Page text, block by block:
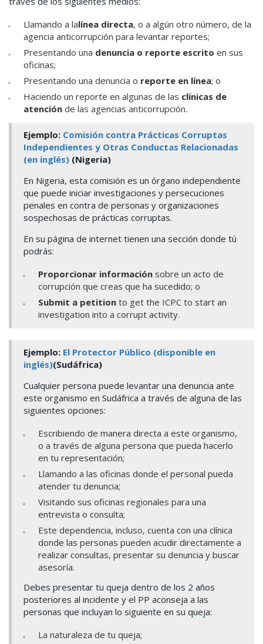
Llamando a lalínea directa, o a algún otro número, de la
agencia anticorrupción para levantar reportes;
Presentando una denuncia o reporte escrito en sus
oficinas;
Presentando una denuncia o reporte en línea; o
Haciendo un reporte en algunas de las clínicas de
atención de las agencias anticorrupción.
Ejemplo: Comisión contra Prácticas Corruptas
Independientes y Otras Conductas Relacionadas
(en inglés) (Nigeria)
En Nigeria, esta comisión es un órgano independiente
que puede iniciar investigaciones y persecuciones
penales en contra de personas y organizaciones
sospechosas de prácticas corruptas.
En su página de internet tienen una sección donde tú
podrás:
Proporcionar información sobre un acto de
corrupción que creas que ha sucedido; o
Submit a petition to get the ICPC to start an
investigation into a corrupt activity.
Ejemplo: El Protector Público (disponible en
inglés)(Sudáfrica)
Cualquier persona puede levantar una denuncia ante
este organismo en Sudáfrica a través de alguna de las
siguientes opciones:
Escribiendo de manera directa a este organismo,
o a través de alguna persona que pueda hacerlo
en tu representación;
Llamando a las oficinas donde el personal pueda
atender tu denuncia;
Visitando sus oficinas regionales para una
entrevista o consulta;
Este dependencia, incluso, cuenta con una clínica
donde las personas pueden acudir directamente a
realizar consultas, presentar su denuncia y buscar
asesoría.
Debes presentar tu queja dentro de los 2 años
posteriores al incidente y el PP aconseja a las
personas que incluyan lo siguiente en su queja:
La naturaleza de tu queja;